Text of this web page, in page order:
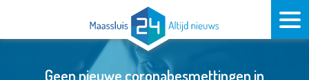
Geen nieuwe coronabesmettingen in